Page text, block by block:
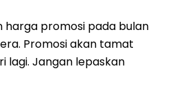
harga promosi pada bulan
Promosi akan tamat
lagi. Jangan lepaskan